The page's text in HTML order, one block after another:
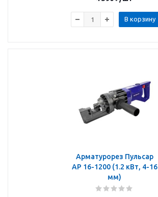
В корзину
Арматурорез Пульсар
АР 16-1200 (1.2 кВт, 4-16
мм)